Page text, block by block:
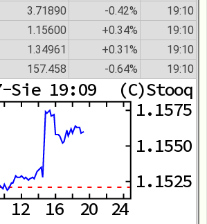
3.71890 -0.42% 19:10
1.15600 +0.34% 19:10
1.34961 +0.31% 19:10
157.458 -0.64% 19:10